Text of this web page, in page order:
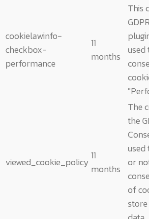
cookielawinfo-
checkbox-
performance
11
months
This
used
viewed_cookie_policy
11
months
The
the
or
of